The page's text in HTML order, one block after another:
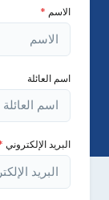
الاسم *
اسم العائلة
البريد الإلكتروني